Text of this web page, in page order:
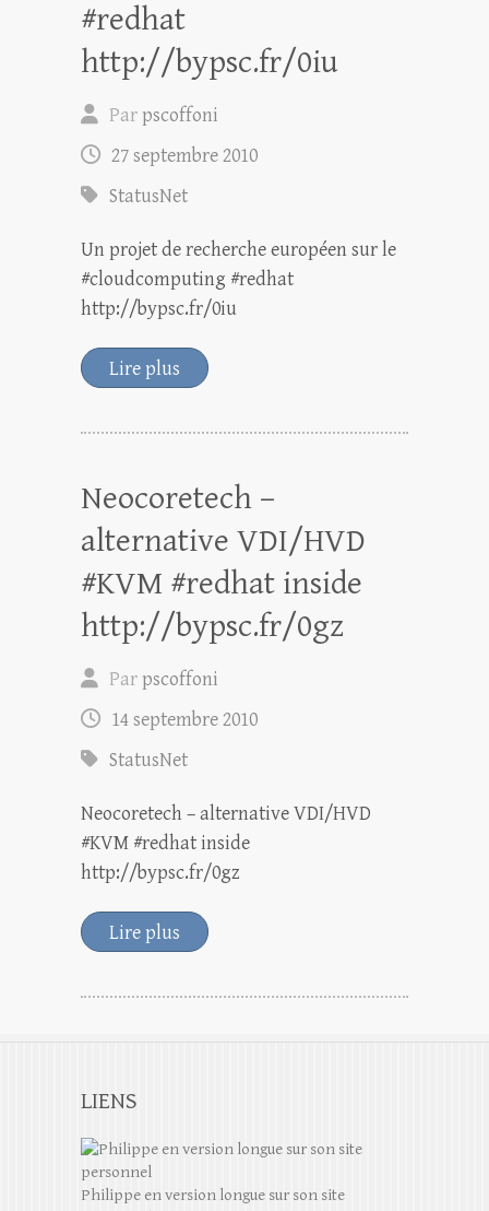
#redhat
http://bypsc.fr/0iu
Par pscoffoni
27 septembre 2010
StatusNet
Un projet de recherche européen sur le
#cloudcomputing #redhat
http://bypsc.fr/0iu
Lire plus
Neocoretech –
alternative VDI/HVD
#KVM #redhat inside
http://bypsc.fr/0gz
Par pscoffoni
14 septembre 2010
StatusNet
Neocoretech – alternative VDI/HVD
#KVM #redhat inside
http://bypsc.fr/0gz
Lire plus
LIENS
Philippe en version longue sur son site